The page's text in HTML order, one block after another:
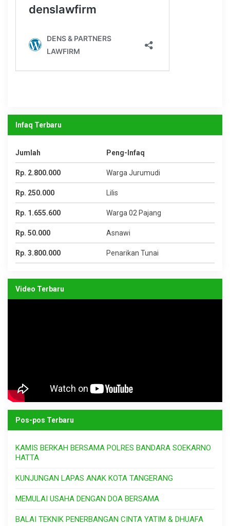
Infaq Terbaru
Jumlah Peng-Infaq
Rp. 2.800.000 Warga Jurumudi
Rp. 250.000 Lilis
Rp. 1.655.600 Warga 02 Pajang
Rp. 50.000 Asnawi
Rp. 3.800.000 Penarikan Tunai
Video Terbaru
Pos-pos Terbaru
KAMIS BERKAH BERSAMA POLRES BANDARA SOEKARNO
HATTA
KUNJUNGAN LAPAS ANAK KOTA TANGERANG
MEMULAI USAHA DENGAN DOA BERSAMA
BALAI TEKNIK PENERBANGAN CINTA YATIM & DHUAFA